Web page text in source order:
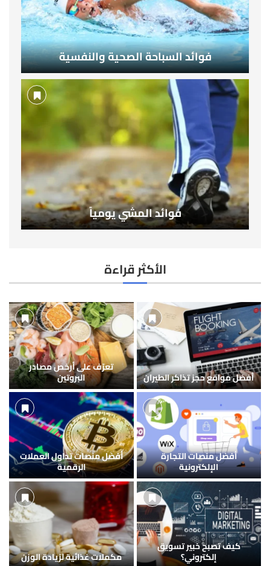
فوائد السباحة الصحية والنفسية
فوائد المشي يومياً
الأكثر قراءة
أفضل مواقع حجز تذاكر الطيران
تعرّف على أرخص مصادر
البروتين
أفضل منصات التجارة
الإلكترونية
أفضل منصات تداول العملات
الرقمية
كيف تصبح خبير تسويق
إلكتروني؟ مكملات غذائية لزيادة الوزن